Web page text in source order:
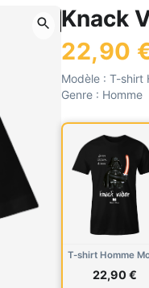
Knack
22,90
Modèle : T-shirt
Genre : Homme
T-shirt Homme
22,90 €